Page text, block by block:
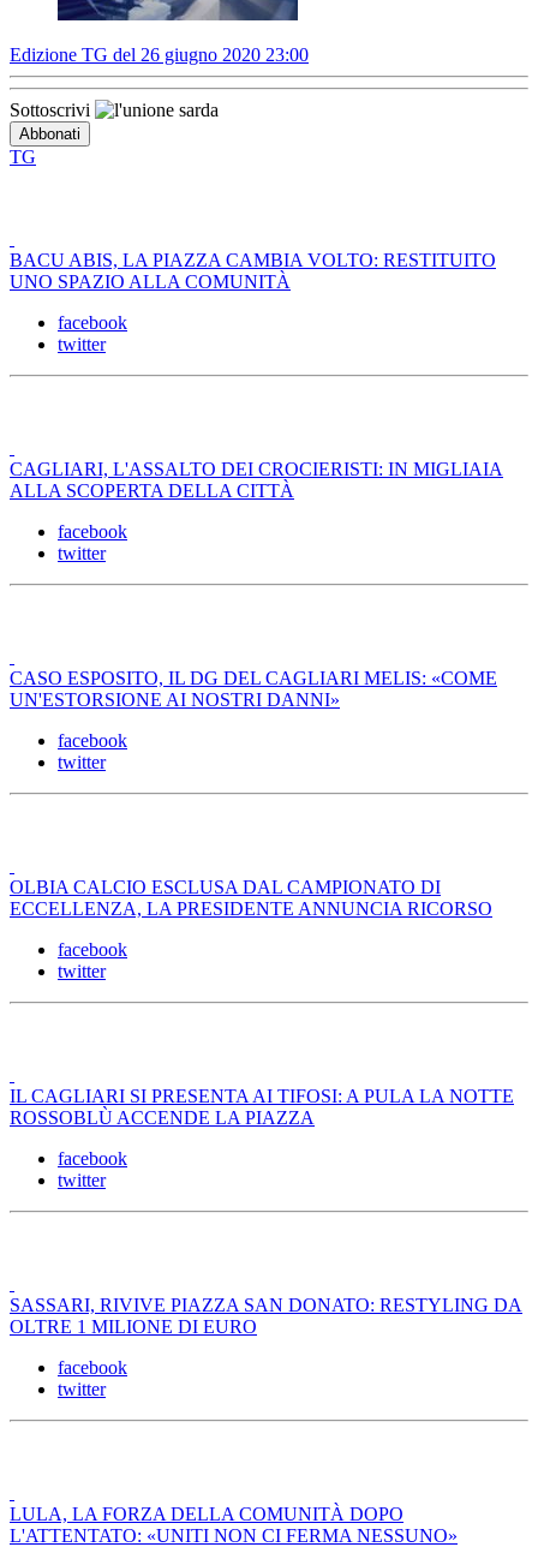
Edizione TG del 26 giugno 2020 23:00
Sottoscrivi
TG
BACU ABIS, LA PIAZZA CAMBIA VOLTO: RESTITUITO
UNO SPAZIO ALLA COMUNITÀ
facebook
twitter
CAGLIARI, L'ASSALTO DEI CROCIERISTI: IN MIGLIAIA
ALLA SCOPERTA DELLA CITTÀ
facebook
twitter
CASO ESPOSITO, IL DG DEL CAGLIARI MELIS: «COME
UN'ESTORSIONE AI NOSTRI DANNI»
facebook
twitter
OLBIA CALCIO ESCLUSA DAL CAMPIONATO DI
ECCELLENZA, LA PRESIDENTE ANNUNCIA RICORSO
facebook
twitter
IL CAGLIARI SI PRESENTA AI TIFOSI: A PULA LA NOTTE
ROSSOBLÙ ACCENDE LA PIAZZA
facebook
twitter
SASSARI, RIVIVE PIAZZA SAN DONATO: RESTYLING DA
OLTRE 1 MILIONE DI EURO
facebook
twitter
LULA, LA FORZA DELLA COMUNITÀ DOPO
L'ATTENTATO: «UNITI NON CI FERMA NESSUNO»